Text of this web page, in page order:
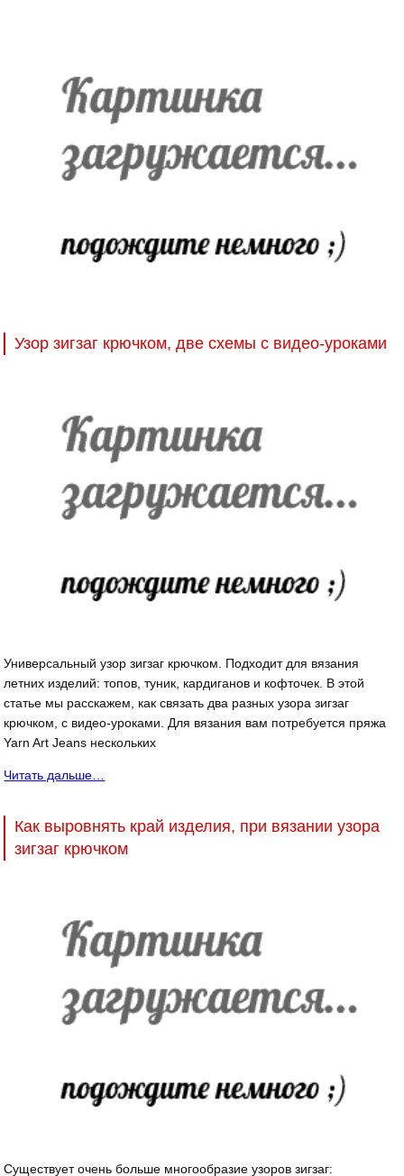
Узор зигзаг крючком, две схемы с видео-уроками
Универсальный узор зигзаг крючком. Подходит для вязания
летних изделий: топов, туник, кардиганов и кофточек. В этой
статье мы расскажем, как связать два разных узора зигзаг
крючком, с видео-уроками. Для вязания вам потребуется пряжа
Yarn Art Jeans нескольких
Читать дальше…
Как выровнять край изделия, при вязании узора
зигзаг крючком
Существует очень больше многообразие узоров зигзаг: